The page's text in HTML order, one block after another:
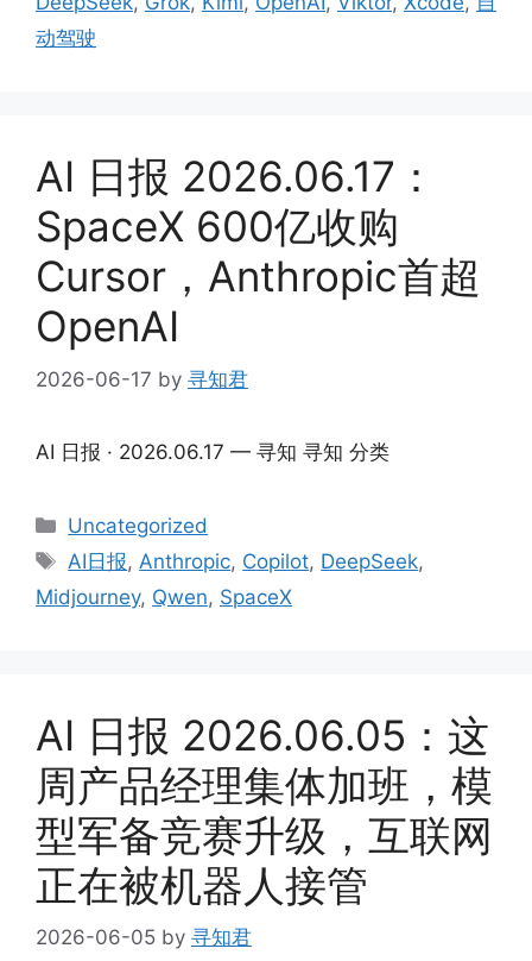
动驾驶
AI 日报 2026.06.17：
SpaceX 600亿收购
Cursor，Anthropic首超
OpenAI
2026-06-17 by 寻知君
AI 日报 · 2026.06.17 — 寻知 寻知 分类
Categories
Uncategorized
Tags
AI日报, Anthropic, Copilot, DeepSeek,
Midjourney, Qwen, SpaceX
AI 日报 2026.06.05：这
周产品经理集体加班，模
型军备竞赛升级，互联网
正在被机器人接管
2026-06-05 by 寻知君